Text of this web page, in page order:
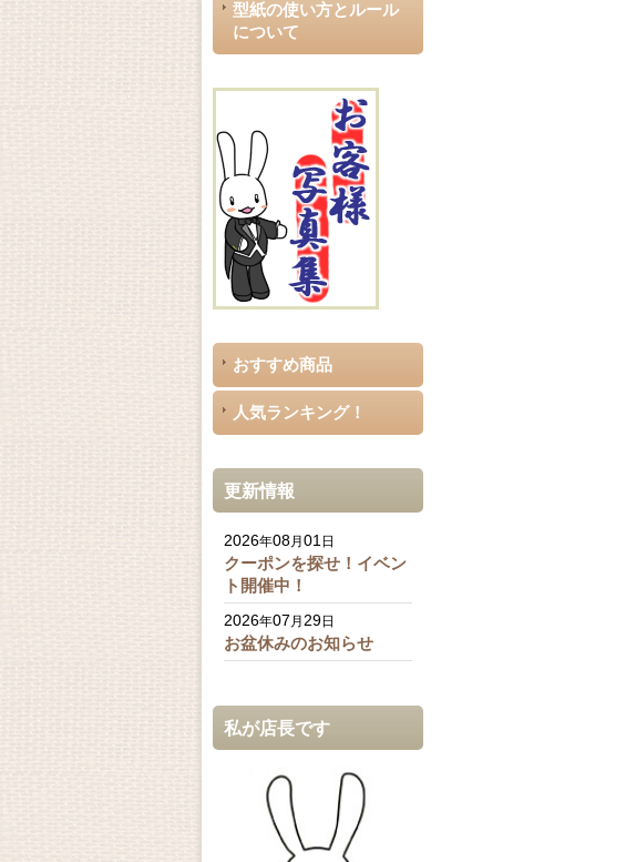
型紙の使い方とルール
について
おすすめ商品
人気ランキング！
更新情報
2026年08月01 日
クーポンを探せ！イベン
ト開催中！
2026年07 月 29日
お盆休みのお知らせ
私が店長です